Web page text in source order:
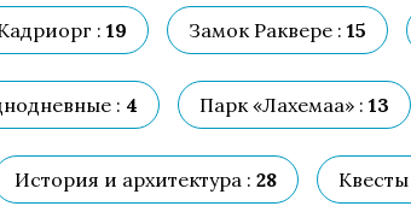
: 19 Замок Раквере : 15
: 4 Парк «Лахемаа» : 13
История и архитектура : 28 Квесты